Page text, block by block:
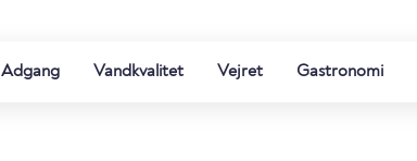
Adgang Vandkvalitet Vejret Gastronomi